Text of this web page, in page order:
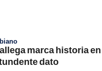
marca historia en
dato